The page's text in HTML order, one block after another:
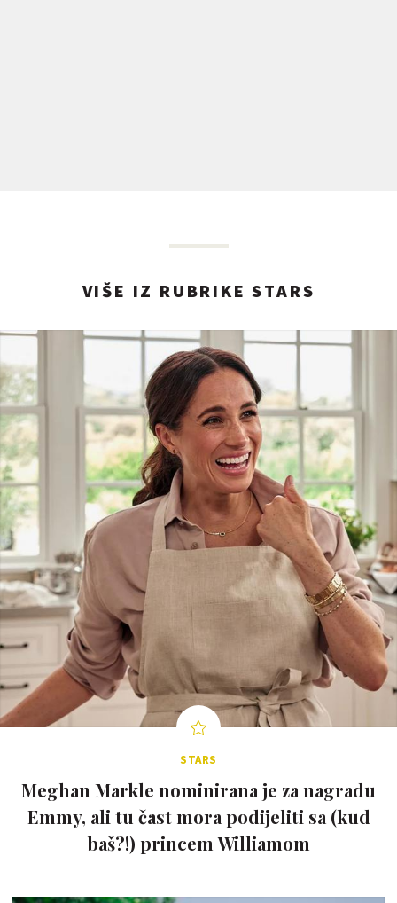
VIŠE IZ RUBRIKE STARS
STARS
Meghan Markle nominirana je za nagradu
Emmy, ali tu čast mora podijeliti sa (kud
baš?!) princem Williamom